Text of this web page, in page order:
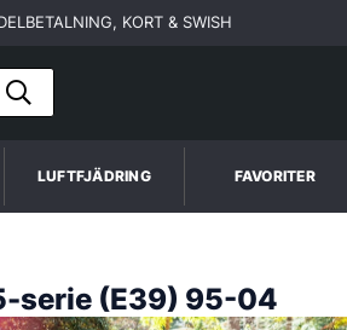
KORT & SWISH
LUFTFJÄDRING FAVORITER
serie (E39) 95-04